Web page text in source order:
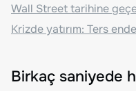
Wall Street tarihine
Krizde yatırım: Ters
Birkaç saniyede